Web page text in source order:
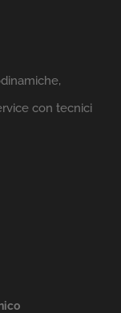
con tecnici